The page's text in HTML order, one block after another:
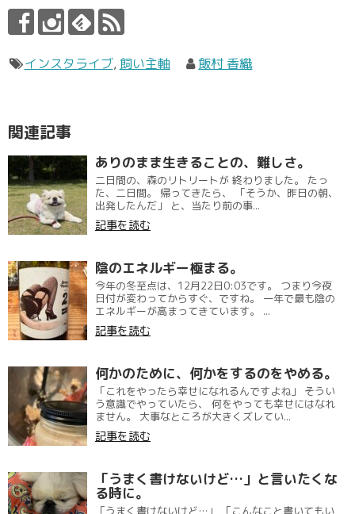
インスタライブ, 飼い主軸 飯村 香織
関連記事
ありのまま生きることの、難しさ。
二日間の、森のリトリートが 終わりました。 たっ
た、二日間。 帰ってきたら、 「そうか、昨日の朝、
出発したんだ」 と、当たり前の事...
記事を読む
陰のエネルギー極まる。
今年の冬至点は、12月22日0:03です。 つまり今夜
日付が変わってからすぐ、ですね。 一年で最も陰の
エネルギーが高まってきています。 ...
記事を読む
何かのために、何かをするのをやめる。
「これをやったら幸せになれるんですよね」 そうい
う意識でやっていたら、 何をやっても幸せにはなれ
ません。 大事なところが大きくズレてい...
記事を読む
「うまく書けないけど…」と言いたくな
る時に。
「うまく書けないけど…」 「こんなこと書いてもい